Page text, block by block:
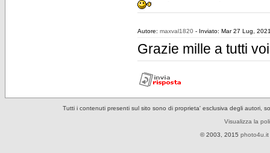
Autore: maxval1820 - Inviato: Mar 27 Lug,
Grazie mille a tutti
Tutti i contenuti presenti sul sito sono di proprieta' esclusiva degli autori,
Visualizza la
© 2003, 2015 photo4u.it